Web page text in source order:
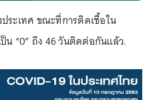
ระเทศ ขณะที่การติดเชื้อใน
น “0” ถึง 46 วันติดต่อกันแล้ว.